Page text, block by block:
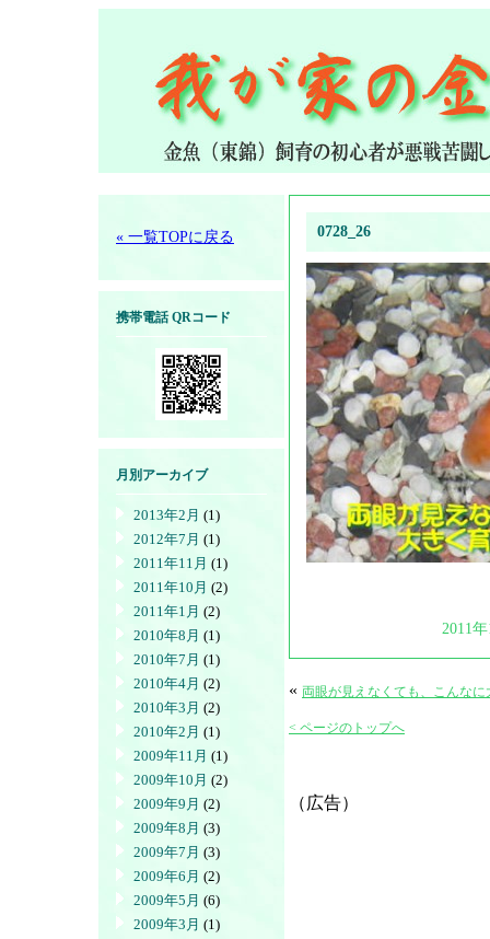
« 一覧TOPに戻る
携帯電話 QRコード
月別アーカイブ
2013年2月 (1)
2012年7月 (1)
2011年11月 (1)
2011年10月 (2)
2011年1月 (2)
2010年8月 (1)
2010年7月 (1)
2010年4月 (2)
2010年3月 (2)
2010年2月 (1)
2009年11月 (1)
2009年10月 (2)
2009年9月 (2)
2009年8月 (3)
2009年7月 (3)
2009年6月 (2)
2009年5月 (6)
2009年3月 (1)
0728_26
2011
« 両眼が見えなくても、こんな
< ページのトップへ
（広告）